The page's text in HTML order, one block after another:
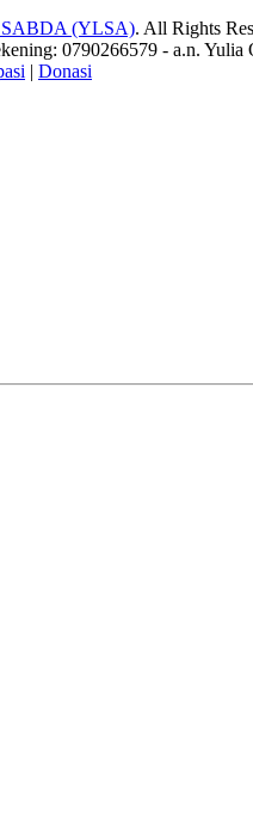
SABDA (YLSA). All Rights
0790266579 - a.n. Yulia
| Donasi